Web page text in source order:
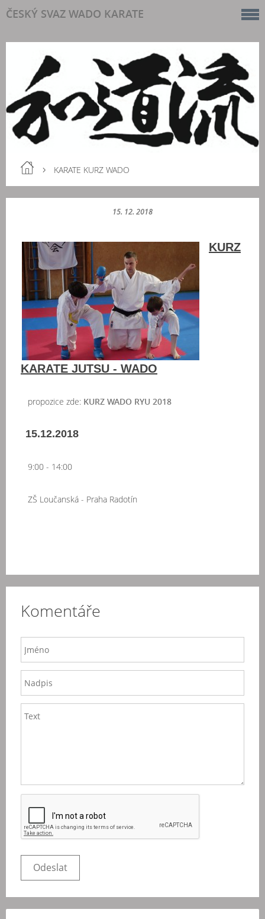
ČESKÝ SVAZ WADO KARATE
KARATE KURZ WADO
15. 12. 2018
KURZ
KARATE JUTSU - WADO
propozice zde: KURZ WADO RYU 2018
15.12.2018
9:00 - 14:00
ZŠ Loučanská - Praha Radotín
Komentáře